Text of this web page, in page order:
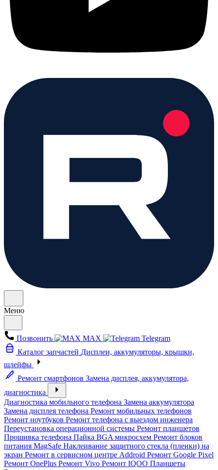
Меню
Позвонить MAX
Telegram
Каталог запчастей Дисплеи, аккумуляторы, крышки,
шлейфы
Ремонт смартфонов Замена дисплея, аккумулятора,
диагностика
Диагностика мобильного телефона Замена аккумулятора
Замена дисплея телефона Ремонт мобильных телефонов
Ремонт ноутбуков Ремонт телефона с выездом инженера
Переустановка операционной системы Ремонт планшетов
Прошивка телефона Пайка BGA микросхем Ремонт блоков
питания MagSafe Наклеивание защитного стекла (пленки) на
экран Ремонт в сервисном центре Addroid Ремонт Google Pixel
Ремонт OnePlus Ремонт Vivo Ремонт IQOO Планшеты